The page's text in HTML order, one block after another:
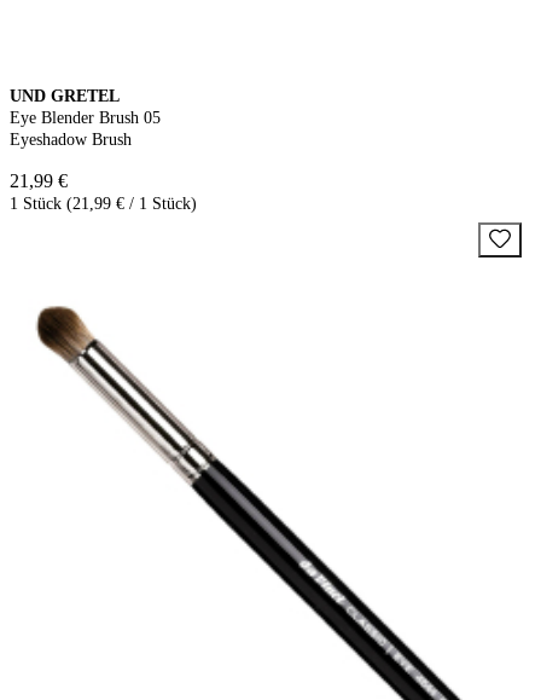
UND GRETEL
Eye Blender Brush 05
Eyeshadow Brush
21,99 €
1 Stück (21,99 € / 1 Stück)